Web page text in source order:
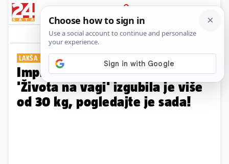
PRIJAVA
Galerija Komentari
LAKŠA I PUNA ŽIVOTA
Impresivna promjena: Nena iz
'Života na vagi' izgubila je više
od 30 kg, pogledajte je sada!